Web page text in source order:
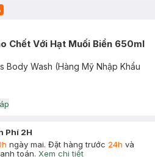
Chết Với Hạt Muối Biển 650ml
Body Wash (Hàng Mỹ Nhập Khẩu
Phí 2H
ngày mai. Đặt hàng trước 24h và
toán. Xem chi tiết